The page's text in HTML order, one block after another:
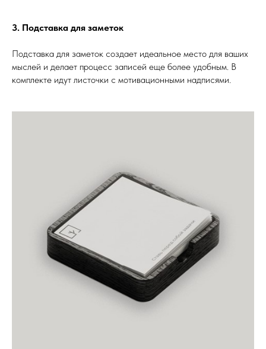
3. Подставка для заметок
Подставка для заметок создает идеальное место для ваших
мыслей и делает процесс записей еще более удобным. В
комплекте идут листочки с мотивационными надписями.